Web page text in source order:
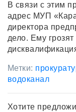
В связи с этим
адрес МУП
директора
дело. Ему
Метки:
водоканал
Хотите